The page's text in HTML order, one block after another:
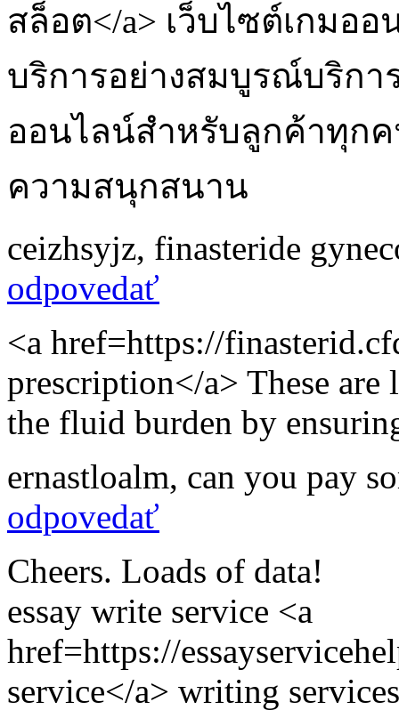
สล็อต</a> เว็บไซต์เกมอ
บริการอย่างสมบูรณ์บริกา
ออนไลน์สำหรับลูกค้าทุก
ความสนุกสนาน
ceizhsyjz, finasteride
odpovedať
<a href=https://
prescription</a> These
the fluid burden by
ernastloalm, can you pay
odpovedať
Cheers. Loads of data!
essay write service <a
href=https://
service</a> writing services